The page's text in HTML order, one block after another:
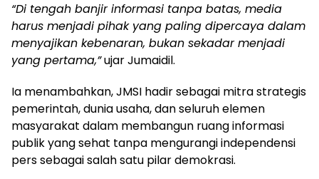
“Di tengah banjir informasi tanpa batas, media
harus menjadi pihak yang paling dipercaya dalam
menyajikan kebenaran, bukan sekadar menjadi
yang pertama,”ujar Jumaidil.
Ia menambahkan, JMSI hadir sebagai mitra strategis
pemerintah, dunia usaha, dan seluruh elemen
masyarakat dalam membangun ruang informasi
publik yang sehat tanpa mengurangi independensi
pers sebagai salah satu pilar demokrasi.